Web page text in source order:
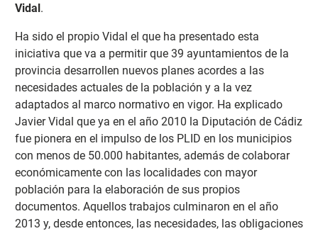
Vidal.
Ha sido el propio Vidal el que ha presentado esta
iniciativa que va a permitir que 39 ayuntamientos de la
provincia desarrollen nuevos planes acordes a las
necesidades actuales de la población y a la vez
adaptados al marco normativo en vigor. Ha explicado
Javier Vidal que ya en el año 2010 la Diputación de Cádiz
fue pionera en el impulso de los PLID en los municipios
con menos de 50.000 habitantes, además de colaborar
económicamente con las localidades con mayor
población para la elaboración de sus propios
documentos. Aquellos trabajos culminaron en el año
2013 y, desde entonces, las necesidades, las obligaciones